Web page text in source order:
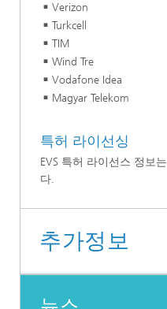
Verizon
Turkcell
TIM
Wind Tre
Vodafone Idea
Magyar Telekom
특허 라이선싱
EVS 특허 라이선스 정보는
다.
추가정보